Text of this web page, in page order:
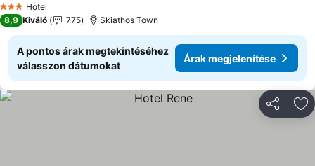
3 Kategória
Hotel
8,9 Kiváló 775 Skiathos Town
A pontos árak megtekintéséhez
válasszon dátumokat
Árak megjelenítése